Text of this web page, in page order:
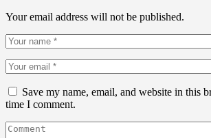
Your email address will not be published.
Save my name, email, and website in this
time I comment.